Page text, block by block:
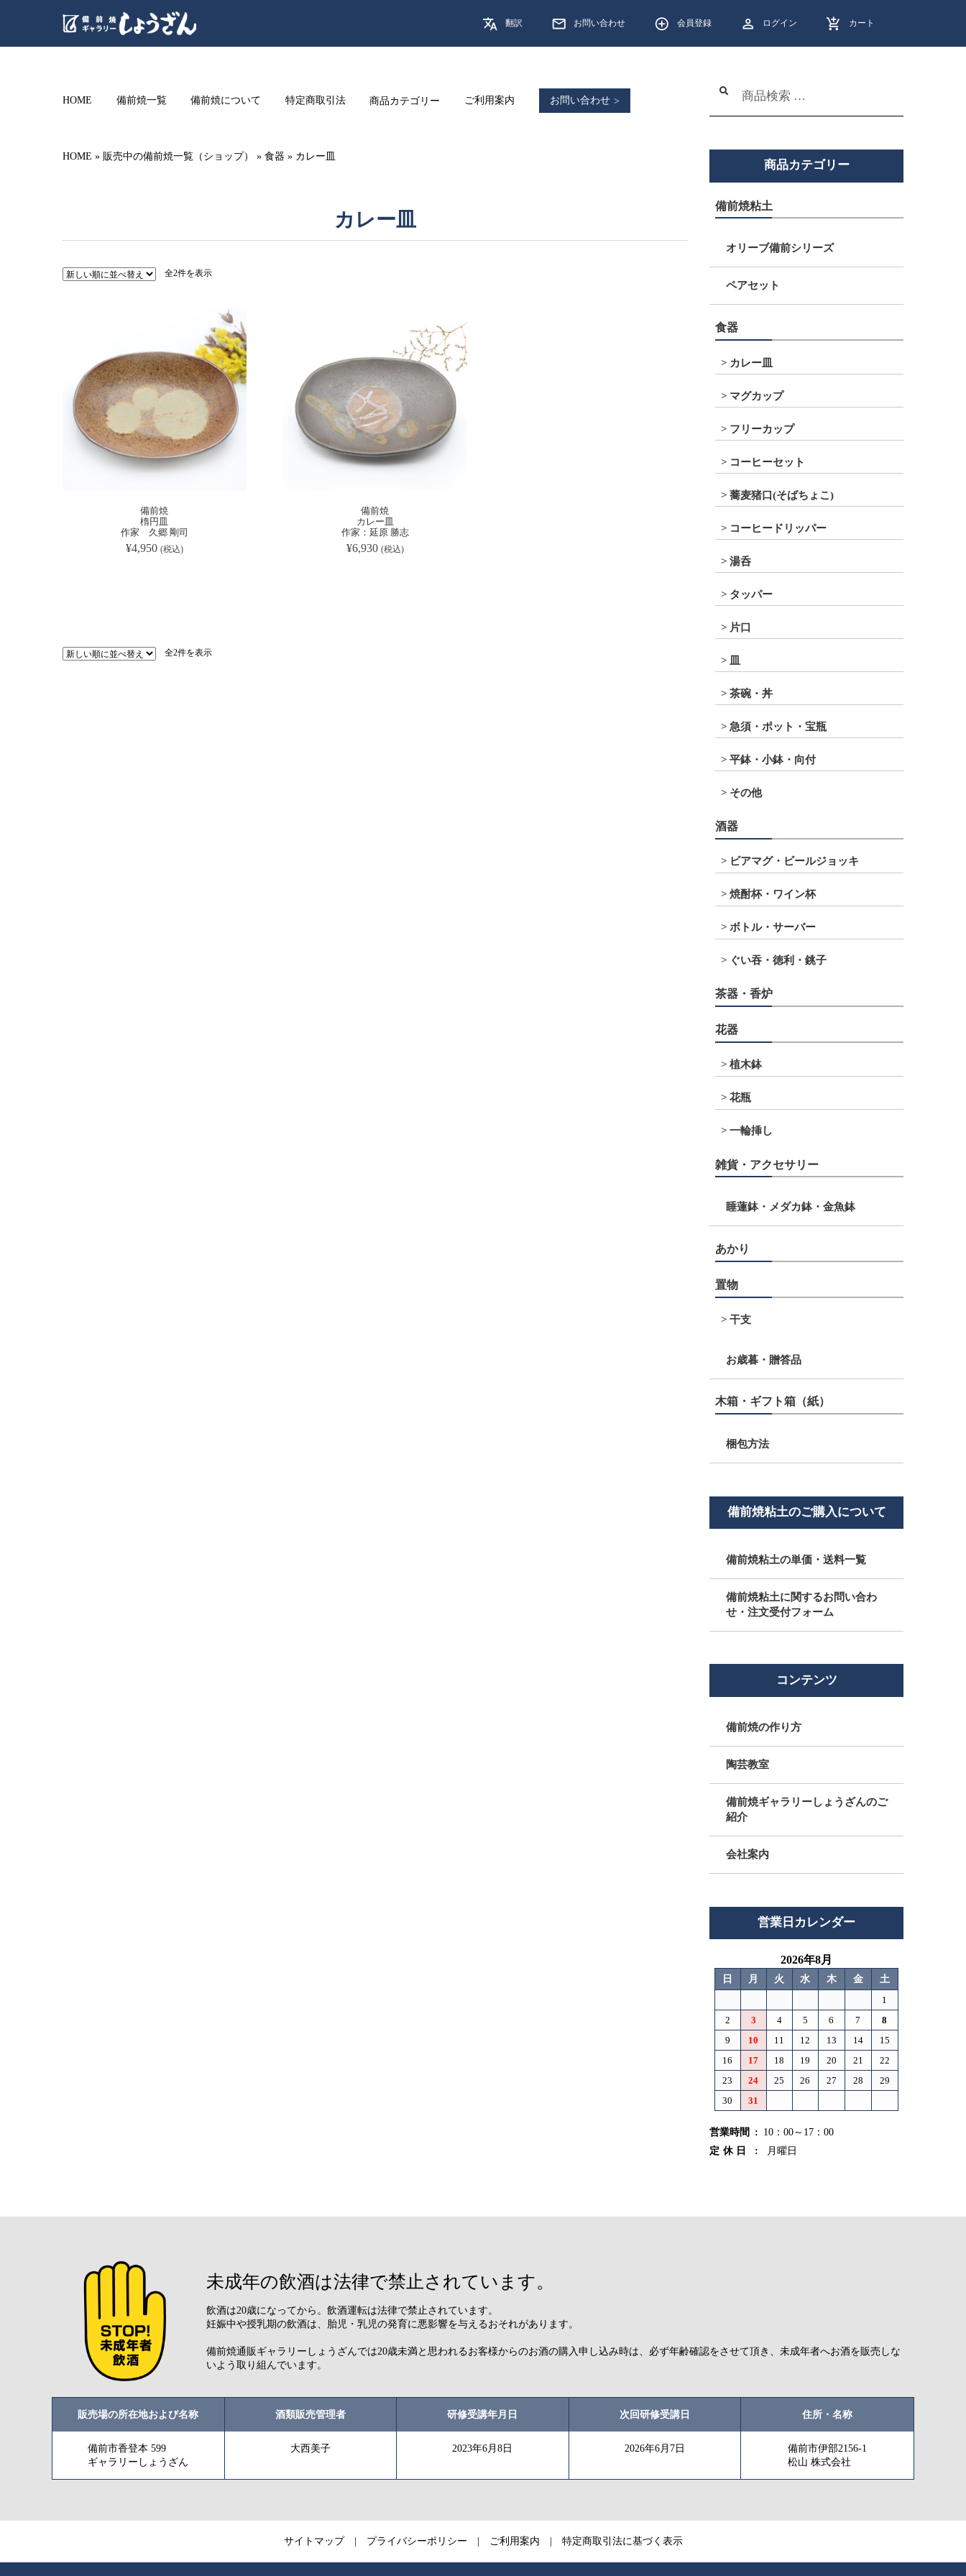
翻訳 お問い合わせ 会員登録 ログイン カート
HOME 備前焼一覧 備前焼について 特定商取引法 商品カテゴリー ご利用案内 お問い合わせ
果:
検
HOME » 販売中の備前焼一覧（ショップ） » 食器 » カレー皿
カレー皿
全2件を表示新
備前焼
楕円皿
作家 久郷 剛司
¥4,950 (税込)
備前焼
カレー皿
作家：延原 勝志
¥6,930 (税込)
全2件を表示新
商品カテゴリー
備前焼粘土
オリーブ備前シリーズ
ペアセット
食器
カレー皿
マグカップ
フリーカップ
コーヒーセット
蕎麦猪口(そばちょこ)
コーヒードリッパー
湯呑
タッパー
片口
皿
茶碗・丼
急須・ポット・宝瓶
平鉢・小鉢・向付
その他
酒器
ビアマグ・ビールジョッキ
焼酎杯・ワイン杯
ボトル・サーバー
ぐい吞・徳利・銚子
茶器・香炉
花器
植木鉢
花瓶
一輪挿し
雑貨・アクセサリー
睡蓮鉢・メダカ鉢・金魚鉢
あかり
置物
干支
お歳暮・贈答品
木箱・ギフト箱（紙）
梱包方法
備前焼粘土のご購入について
備前焼粘土の単価・送料一覧
備前焼粘土に関するお問い合わ
せ・注文受付フォーム
コンテンツ
備前焼の作り方
陶芸教室
備前焼ギャラリーしょうざんのご
紹介
会社案内
営業日カレンダー
2026年8月
日 月 火 水 木 金
土
1
2
3 4 5 6 7
8
9
10 11 12 13 14
15
16
17 18 19 20 21
22
23
24 25 26 27 28
29
30
31
営業時間
10：00～17：00
定休日
月曜日
未成年の飲酒は法律で禁止されています。
飲酒は20歳になってから。飲酒運転は法律で禁止されています。
妊娠中や授乳期の飲酒は、胎児・乳児の発育に悪影響を与えるおそれがあります。
備前焼通販ギャラリーしょうざんでは20歳未満と思われるお客様からのお酒の購入申し込み時は、必ず年齢確認をさせて頂き、未成年者へお酒を販売しな
いよう取り組んでいます。
販売場の所在地および名称
備前市香登本 599
ギャラリーしょうざん
酒類販売管理者
大西美子
研修受講年月日
2023年6月8日
次回研修受講日
2026年6月7日
住所・名称
備前市伊部2156-1
松山 株式会社
サイトマップ プライバシーポリシー ご利用案内 特定商取引法に基づく表示